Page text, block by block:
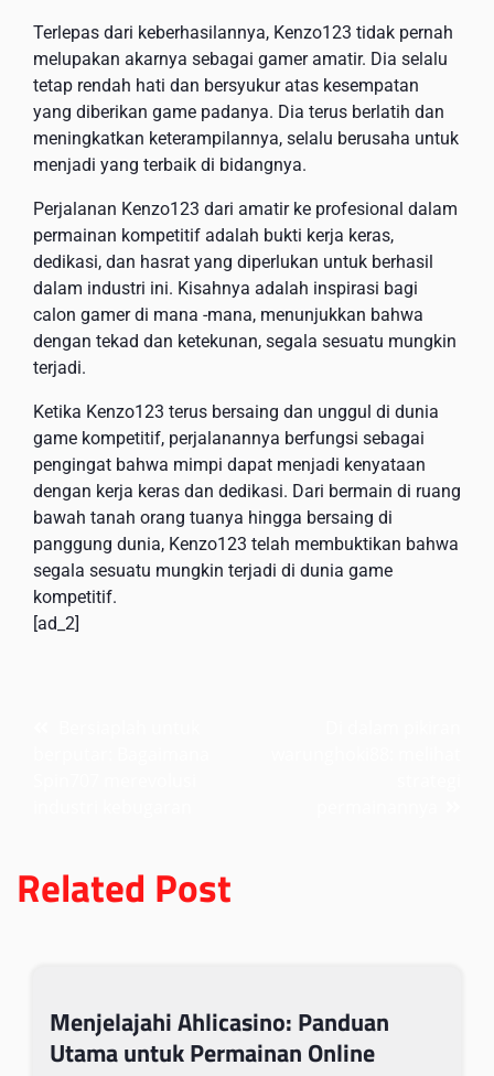
Terlepas dari keberhasilannya, Kenzo123 tidak pernah
melupakan akarnya sebagai gamer amatir. Dia selalu
tetap rendah hati dan bersyukur atas kesempatan
yang diberikan game padanya. Dia terus berlatih dan
meningkatkan keterampilannya, selalu berusaha untuk
menjadi yang terbaik di bidangnya.
Perjalanan Kenzo123 dari amatir ke profesional dalam
permainan kompetitif adalah bukti kerja keras,
dedikasi, dan hasrat yang diperlukan untuk berhasil
dalam industri ini. Kisahnya adalah inspirasi bagi
calon gamer di mana -mana, menunjukkan bahwa
dengan tekad dan ketekunan, segala sesuatu mungkin
terjadi.
Ketika Kenzo123 terus bersaing dan unggul di dunia
game kompetitif, perjalanannya berfungsi sebagai
pengingat bahwa mimpi dapat menjadi kenyataan
dengan kerja keras dan dedikasi. Dari bermain di ruang
bawah tanah orang tuanya hingga bersaing di
panggung dunia, Kenzo123 telah membuktikan bahwa
segala sesuatu mungkin terjadi di dunia game
kompetitif.
[ad_2]
Related Post
Menjelajahi Ahlicasino: Panduan
Utama untuk Permainan Online